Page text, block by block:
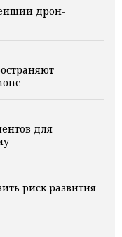
дрон-
для
риск развития